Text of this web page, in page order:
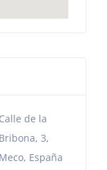
Calle de la
Bribona, 3,
Meco, España